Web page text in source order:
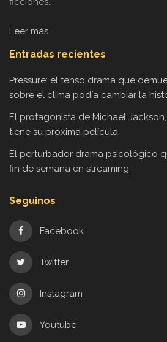
Leer más...
Entradas recientes
Pressure: el tenso drama que
sobre el clima podía cambiar la
El protagonista de Michael
tiene su próxima película
El perturbador drama psicológico
fin de semana en streaming
Seguinos
Facebook
Twitter
Instagram
Youtube